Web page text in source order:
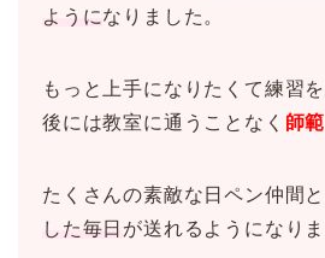
ようになりました。
もっと上手になりたくて練習
後には教室に通うことなく 師範
たくさんの素敵な日ペン仲間と
した毎日 が送れるようになりま